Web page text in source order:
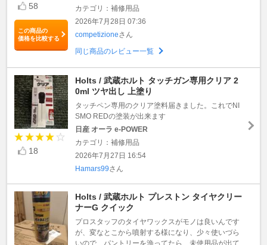
58
この商品の
価格を比較する
カテゴリ：補修用品
2026年7月28日 07:36
competizioneさん
同じ商品のレビュー一覧
18
Holts / 武蔵ホルト タッチガン専用クリア 2
0ml ツヤ出し 上塗り
タッチペン専用のクリア塗料届きました。これでNI
SMO REDの塗装が出来ます
日産 オーラ e-POWER
カテゴリ：補修用品
2026年7月27日 16:54
Hamars99さん
Holts / 武蔵ホルト プレストン タイヤクリー
ナーG クイック
プロスタッフのタイヤワックスがモノは良いんです
が、変なとこから噴射する様になり、少々使いづら
いので、パントリーを漁ってたら、未使用品が出て